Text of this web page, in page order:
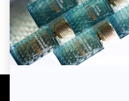
115,00 €